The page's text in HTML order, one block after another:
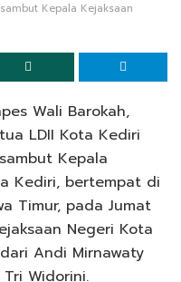
Kepala Kejaksaan
Wali Barokah,
LDII Kota Kediri
Kepala
Kediri, bertempat di
Timur, pada Jumat
Negeri Kota
Andi Mirnawaty
Widorini.